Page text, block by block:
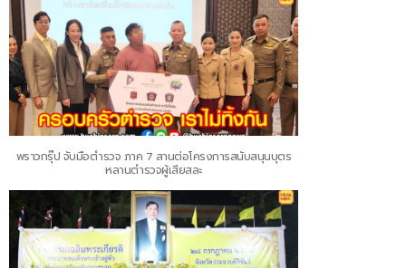
พราวกรุ๊ป จับมือตำรวจ ภาค 7 สานต่อโครงการสนับสนุนบุตร
หลานตำรวจผู้เสียสละ